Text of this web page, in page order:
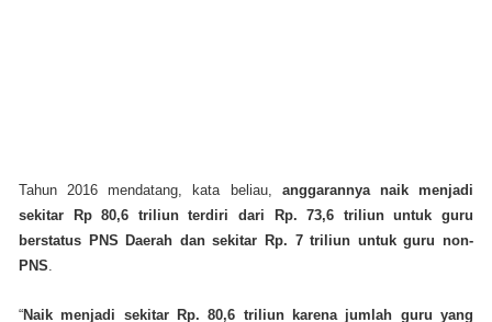
Tahun 2016 mendatang, kata beliau, anggarannya naik menjadi
sekitar Rp 80,6 triliun terdiri dari Rp. 73,6 triliun untuk guru
berstatus PNS Daerah dan sekitar Rp. 7 triliun untuk guru non-
PNS
“Naik menjadi sekitar Rp. 80,6 triliun karena jumlah guru yang